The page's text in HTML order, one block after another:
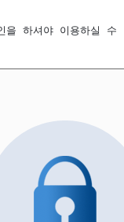
을 하셔야 이용하실 수